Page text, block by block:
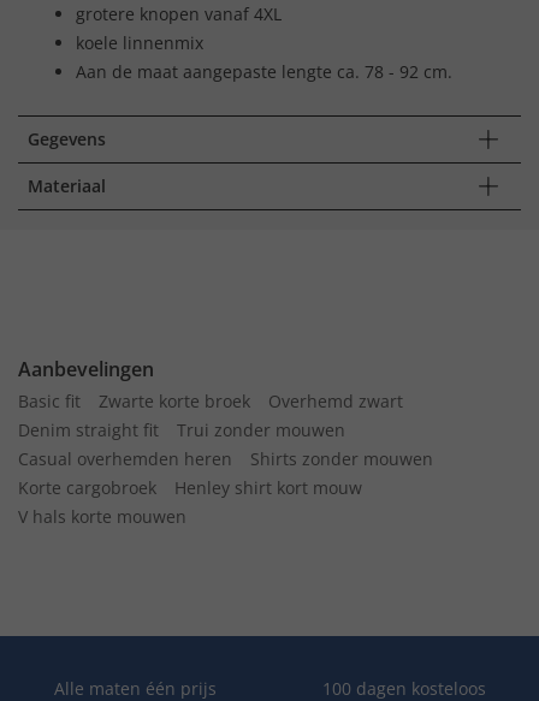
grotere knopen vanaf 4XL
koele linnenmix
Aan de maat aangepaste lengte ca. 78 - 92 cm.
Gegevens
Materiaal
Aanbevelingen
Basic fit Zwarte korte broek
Overhemd zwart
Denim straight fit
Trui zonder mouwen
Casual overhemden heren
Shirts zonder mouwen
Korte cargobroek
Henley shirt kort mouw
V hals korte mouwen
Alle maten één prijs
100 dagen kosteloos